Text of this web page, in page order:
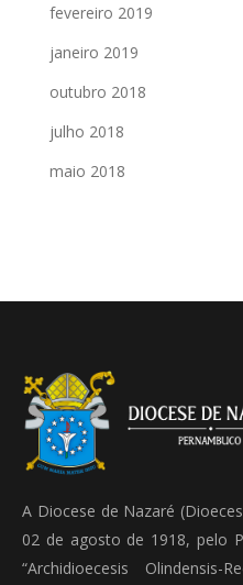
fevereiro 2019
janeiro 2019
outubro 2018
julho 2018
maio 2018
A Diocese de Nazaré
02 de agosto de 1918, pelo
“Archidioecesis Olindensis-